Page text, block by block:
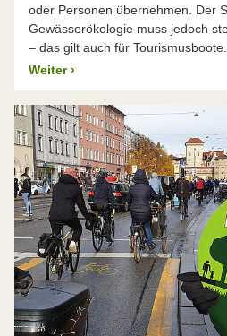
oder Personen übernehmen. Der
Gewässerökologie muss jedoch
– das gilt auch für Tourismusboote.
Weiter ›